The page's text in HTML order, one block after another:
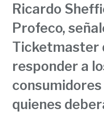
Ricardo
Profeco,
Ticketmaster
responder a
quienes